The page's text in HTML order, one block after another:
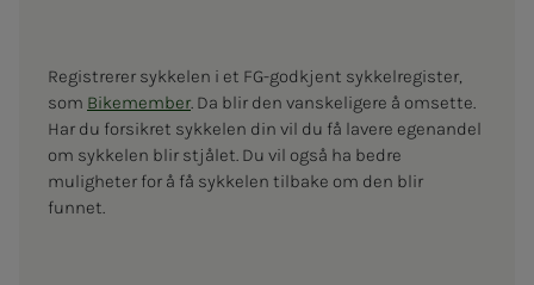
Registrerer sykkelen i et FG-godkjent sykkelregister,
som Bikemember. Da blir den vanskeligere å omsette.
Har du forsikret sykkelen din vil du få lavere egenandel
om sykkelen blir stjålet. Du vil også ha bedre
muligheter for å få sykkelen tilbake om den blir
funnet.